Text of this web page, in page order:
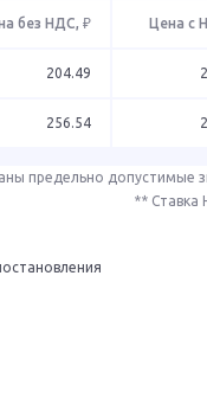
без НДС, ₽ Цена с
204.49
256.54
предельно допустимые
** Ставка